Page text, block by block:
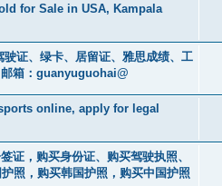
for Sale in USA, Kampala
证、绿卡、居留证、雅思成绩、工
箱：guanyuguohai@
online, apply for legal
，购买身份证、购买驾驶执照、
照，购买韩国护照，购买中国护照